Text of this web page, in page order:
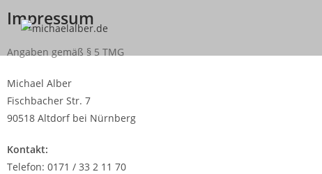
Impressum
Angaben gemäß § 5 TMG
Michael Alber
Fischbacher Str. 7
90518 Altdorf bei Nürnberg
Kontakt:
Telefon: 0171 / 33 2 11 70